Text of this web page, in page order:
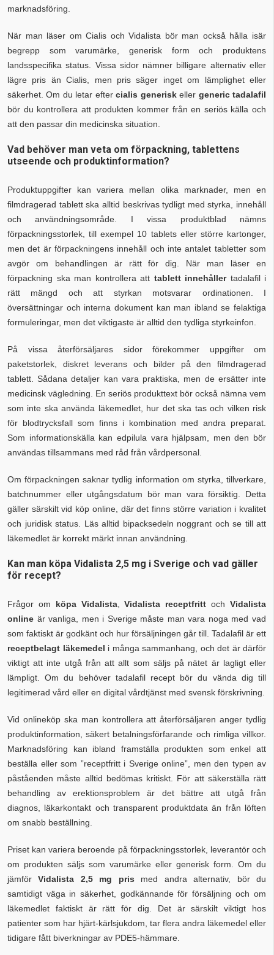
marknadsföring.
När man läser om Cialis och Vidalista bör man också hålla isär
begrepp som varumärke, generisk form och produktens
landsspecifika status. Vissa sidor nämner billigare alternativ eller
lägre pris än Cialis, men pris säger inget om lämplighet eller
säkerhet. Om du letar eftercialis generiskeller generic tadalafil
bör du kontrollera att produkten kommer från en seriös källa och
att den passar din medicinska situation.
Vad behöver man veta om förpackning, tablettens
utseende och produktinformation?
Produktuppgifter kan variera mellan olika marknader, men en
filmdragerad tablett ska alltid beskrivas tydligt med styrka, innehåll
och användningsområde. I vissa produktblad nämns
förpackningsstorlek, till exempel 10 tablets eller större kartonger,
men det är förpackningens innehåll och inte antalet tabletter som
avgör om behandlingen är rätt för dig. När man läser en
förpackning ska man kontrollera att tablett innehållertadalafil i
rätt mängd och att styrkan motsvarar ordinationen. I
översättningar och interna dokument kan man ibland se felaktiga
formuleringar, men det viktigaste är alltid den tydliga styrkeinfon.
På vissa återförsäljares sidor förekommer uppgifter om
paketstorlek, diskret leverans och bilder på den filmdragerad
tablett. Sådana detaljer kan vara praktiska, men de ersätter inte
medicinsk vägledning. En seriös produkttext bör också nämna vem
som inte ska använda läkemedlet, hur det ska tas och vilken risk
för blodtrycksfall som finns i kombination med andra preparat.
Som informationskälla kan edpilula vara hjälpsam, men den bör
användas tillsammans med råd från vårdpersonal.
Om förpackningen saknar tydlig information om styrka, tillverkare,
batchnummer eller utgångsdatum bör man vara försiktig. Detta
gäller särskilt vid köp online, där det finns större variation i kvalitet
och juridisk status. Läs alltid bipacksedeln noggrant och se till att
läkemedlet är korrekt märkt innan användning.
Kan man köpa Vidalista 2,5 mg i Sverige och vad gäller
för recept?
Frågor om köpa Vidalista,Vidalista receptfritt ochVidalista
online är vanliga, men i Sverige måste man vara noga med vad
som faktiskt är godkänt och hur försäljningen går till. Tadalafil är ett
receptbelagt läkemedel i många sammanhang, och det är därför
viktigt att inte utgå från att allt som säljs på nätet är lagligt eller
lämpligt. Om du behöver tadalafil recept bör du vända dig till
legitimerad vård eller en digital vårdtjänst med svensk förskrivning.
Vid onlineköp ska man kontrollera att återförsäljaren anger tydlig
produktinformation, säkert betalningsförfarande och rimliga villkor.
Marknadsföring kan ibland framställa produkten som enkel att
beställa eller som ”receptfritt i Sverige online”, men den typen av
påståenden måste alltid bedömas kritiskt. För att säkerställa rätt
behandling av erektionsproblem är det bättre att utgå från
diagnos, läkarkontakt och transparent produktdata än från löften
om snabb beställning.
Priset kan variera beroende på förpackningsstorlek, leverantör och
om produkten säljs som varumärke eller generisk form. Om du
jämförVidalista 2,5 mg pris med andra alternativ, bör du
samtidigt väga in säkerhet, godkännande för försäljning och om
läkemedlet faktiskt är rätt för dig. Det är särskilt viktigt hos
patienter som har hjärt-kärlsjukdom, tar flera andra läkemedel eller
tidigare fått biverkningar av PDE5-hämmare.